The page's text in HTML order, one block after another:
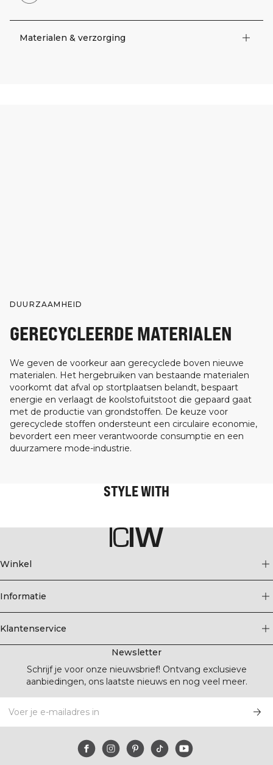
Materialen & verzorging
DUURZAAMHEID
GERECYCLEERDE MATERIALEN
We geven de voorkeur aan gerecyclede boven nieuwe
materialen. Het hergebruiken van bestaande materialen
voorkomt dat afval op stortplaatsen belandt, bespaart
energie en verlaagt de koolstofuitstoot die gepaard gaat
met de productie van grondstoffen. De keuze voor
gerecyclede stoffen ondersteunt een circulaire economie,
bevordert een meer verantwoorde consumptie en een
duurzamere mode-industrie.
STYLE WITH
Winkel
Informatie
Klantenservice
Newsletter
Schrijf je voor onze nieuwsbrief! Ontvang exclusieve
aanbiedingen, ons laatste nieuws en nog veel meer.